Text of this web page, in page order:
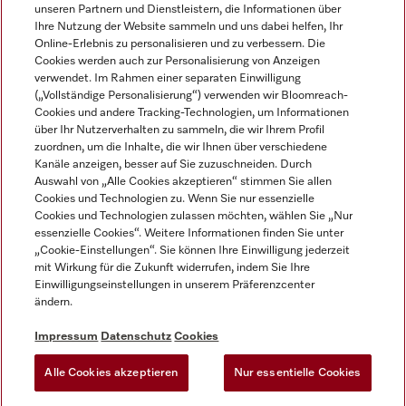
Impressum
AGB
Datenschutz
Nutzungsbedingungen
EU-Gesetzen über digitale Dienste
Cookie Einstellungen
Miele auf Instagram
Miele auf Facebook
Miele auf Youtube
unseren Partnern und Dienstleistern, die Informationen über
Ihre Nutzung der Website sammeln und uns dabei helfen, Ihr
Online-Erlebnis zu personalisieren und zu verbessern. Die
Cookies werden auch zur Personalisierung von Anzeigen
verwendet. Im Rahmen einer separaten Einwilligung
(„Vollständige Personalisierung“) verwenden wir Bloomreach-
Cookies und andere Tracking-Technologien, um Informationen
über Ihr Nutzerverhalten zu sammeln, die wir Ihrem Profil
zuordnen, um die Inhalte, die wir Ihnen über verschiedene
Kanäle anzeigen, besser auf Sie zuzuschneiden. Durch
Auswahl von „Alle Cookies akzeptieren“ stimmen Sie allen
Cookies und Technologien zu. Wenn Sie nur essenzielle
Cookies und Technologien zulassen möchten, wählen Sie „Nur
essenzielle Cookies“. Weitere Informationen finden Sie unter
„Cookie-Einstellungen“. Sie können Ihre Einwilligung jederzeit
mit Wirkung für die Zukunft widerrufen, indem Sie Ihre
Einwilligungseinstellungen in unserem Präferenzcenter
ändern.
Impressum Datenschutz Cookies
Alle Cookies akzeptieren Nur essentielle Cookies